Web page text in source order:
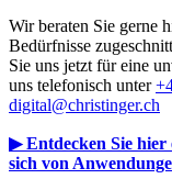
Wir beraten Sie gerne
Bedürfnisse
Sie uns jetzt für eine
uns telefonisch unter
digital@christinger.ch
▶ Entdecken Sie hier
sich von